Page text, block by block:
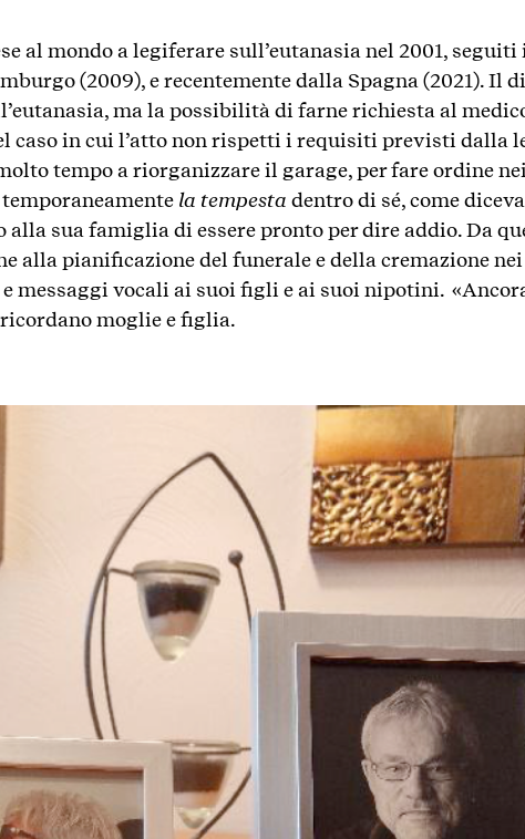
al mondo a legiferare sull’eutanasia nel 2001, seguiti
(2009), e recentemente dalla Spagna (2021). Il
ma la possibilità di farne richiesta al
caso in cui l’atto non rispetti i requisiti previsti dalla
tempo a riorganizzare il garage, per fare ordine
la tempesta dentro di sé, come
sua famiglia di essere pronto per dire addio. Da
alla pianificazione del funerale e della cremazione nei
messaggi vocali ai suoi figli e ai suoi nipotini.
moglie e figlia.